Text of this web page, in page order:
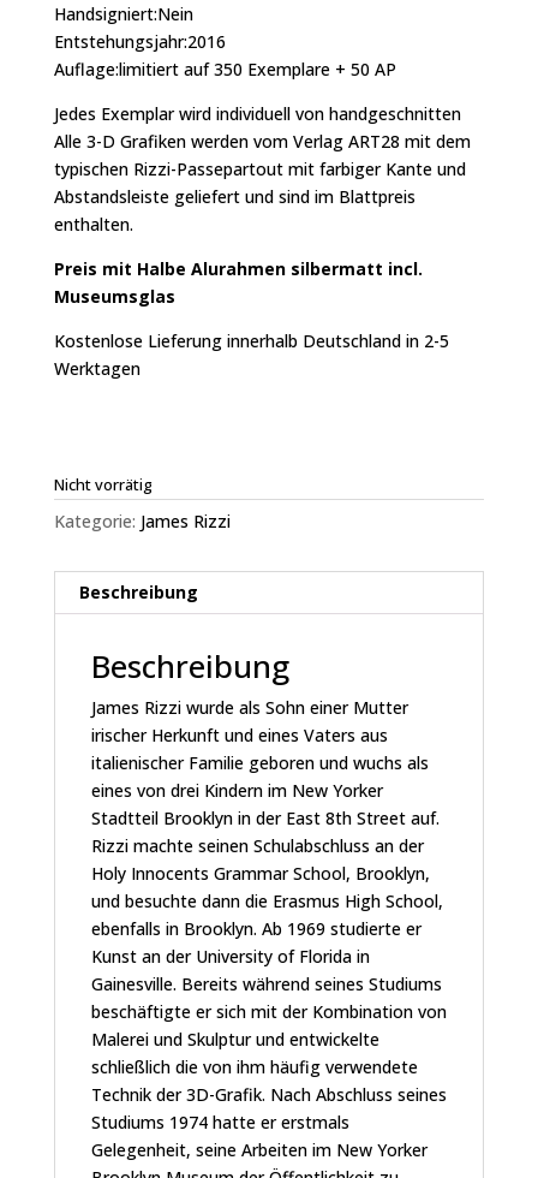
Handsigniert:Nein
Entstehungsjahr:2016
Auflage:limitiert auf 350 Exemplare + 50 AP
Jedes Exemplar wird individuell von handgeschnitten
Alle 3-D Grafiken werden vom Verlag ART28 mit dem
typischen Rizzi-Passepartout mit farbiger Kante und
Abstandsleiste geliefert und sind im Blattpreis
enthalten.
Preis mit Halbe Alurahmen silbermatt incl.
Museumsglas
Kostenlose Lieferung innerhalb Deutschland in 2-5
Werktagen
Nicht vorrätig
Kategorie: James Rizzi
Beschreibung
Beschreibung
James Rizzi wurde als Sohn einer Mutter
irischer Herkunft und eines Vaters aus
italienischer Familie geboren und wuchs als
eines von drei Kindern im New Yorker
Stadtteil Brooklyn in der East 8th Street auf.
Rizzi machte seinen Schulabschluss an der
Holy Innocents Grammar School, Brooklyn,
und besuchte dann die Erasmus High School,
ebenfalls in Brooklyn. Ab 1969 studierte er
Kunst an der University of Florida in
Gainesville. Bereits während seines Studiums
beschäftigte er sich mit der Kombination von
Malerei und Skulptur und entwickelte
schließlich die von ihm häufig verwendete
Technik der 3D-Grafik. Nach Abschluss seines
Studiums 1974 hatte er erstmals
Gelegenheit, seine Arbeiten im New Yorker